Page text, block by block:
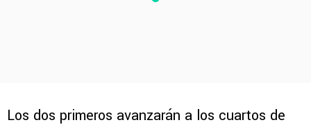
Los dos primeros avanzarán a los cuartos de